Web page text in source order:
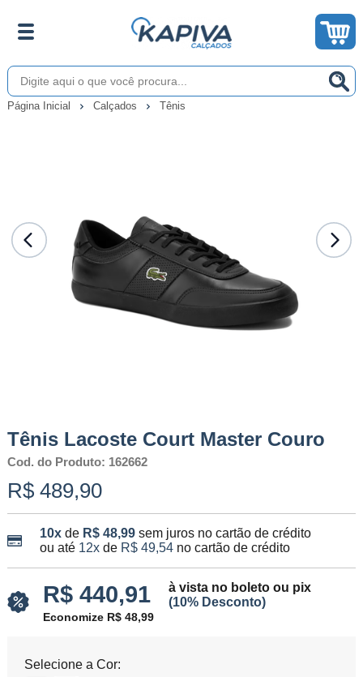
Página Inicial Calçados Tênis
Tênis Lacoste Court Master Couro
Cod. do Produto: 162662
R$ 489,90
10xde R$ 48,99 sem juros no cartão de crédito
ou até 12xde R$ 49,54no cartão de crédito
R$ 440,91
à vista no boleto ou pix
(10% Desconto)
Economize R$ 48,99
Selecione a Cor: